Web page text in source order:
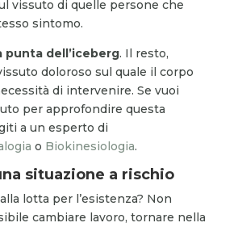
vissuto di quelle persone che
sintomo.
punta dell’iceberg. Il resto,
doloroso sul quale il corpo
di intervenire. Se vuoi
per approfondire questa
a un esperto di
o Biokinesiologia.
situazione a rischio
lotta per l’esistenza? Non
cambiare lavoro, tornare nella